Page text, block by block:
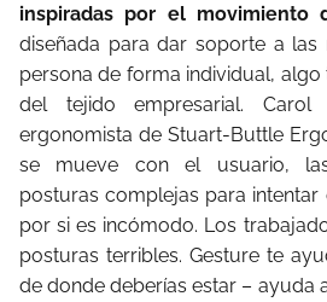
inspiradas por el movimiento
diseñada para dar soporte a las
persona de forma individual, algo
del tejido empresarial. Carol
ergonomista de Stuart-Buttle
se mueve con el usuario,
posturas complejas para
por si es incómodo. Los
posturas terribles. Gesture te
de donde deberías estar – ayuda